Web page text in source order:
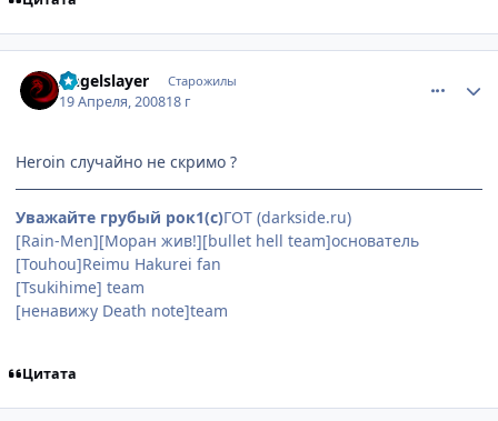
Angelslayer Старожилы
19 Апреля, 200818 г
Heroin случайно не скримо ?
Уважайте грубый рок1(с)ГОТ (darkside.ru)
[Rain-Men][Моран жив!][bullet hell team]основатель
[Touhou]Reimu Hakurei fan
[Tsukihime] team
[ненавижу Death note]team
Цитата